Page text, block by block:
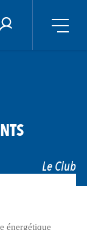
Le Club
énergétique